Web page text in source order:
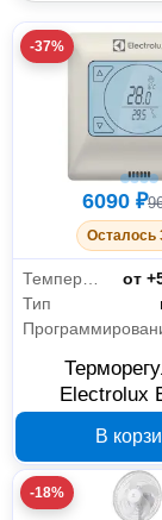
-37%
6090 ₽
Осталось
от
Тип
Electrolux
В
-18%